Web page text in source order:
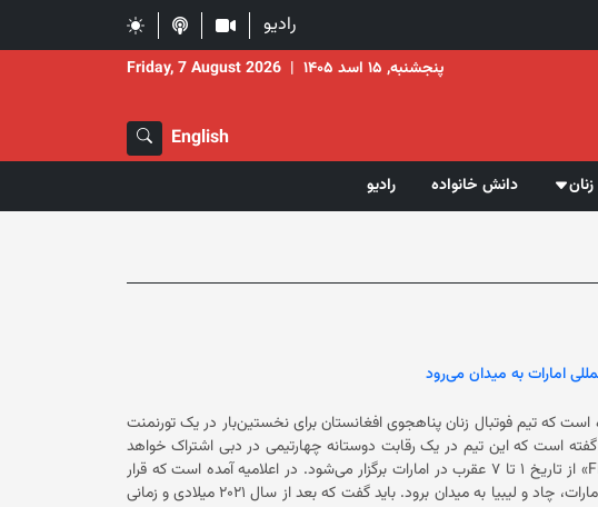
رادیو
پنجشنبه, ۱۵ اسد ۱۴۰۵ |
Friday, 7 August 2026
English
زنان دانش خانواده رادیو
امارات به میدان می‌رود
است که تیم فوتبال زنان پناهجوی افغانستان برای نخستین‌بار در یک تورنمنت
می‌رود. فیفا با نشر اعلامیه‌ای گفته است که این تیم در یک رقابت دوستانه چهارتیمی در دبی اشتراک خواهد
کرد و این مسابقات زیر نام «FIFA Unites: Women’s Series» از تاریخ ١ تا ٧ عقرب در امارات برگزار می‌شود. در اعلامیه آمده است که قرار
است تیم زنان پناهجوی افغانستان مقابل تیم‌های ملی زنان امارات، چاد و لیبیا به میدان برود. باید گفت که بعد از سال ۲۰۲۱ میلادی و زمانی